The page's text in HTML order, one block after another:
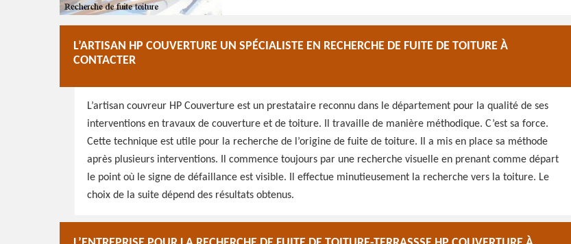
L’ARTISAN HP COUVERTURE UN SPÉCIALISTE EN RECHERCHE DE FUITE DE TOITURE À
CONTACTER
L’artisan couvreur HP Couverture est un prestataire reconnu dans le département pour la qualité de ses
interventions en travaux de couverture et de toiture. Il travaille de manière méthodique. C’est sa force.
Cette technique est utile pour la recherche de l’origine de fuite de toiture. Il a mis en place sa méthode
après plusieurs interventions. Il commence toujours par une recherche visuelle en prenant comme départ
le point où le signe de défaillance est visible. Il effectue minutieusement la recherche vers la toiture. Le
choix de la suite dépend des résultats obtenus.